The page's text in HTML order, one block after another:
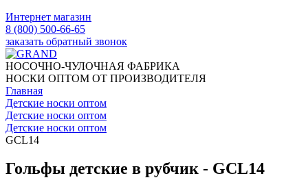
Интернет магазин
8 (800) 500-66-65
заказать обратный звонок
НОСОЧНО-ЧУЛОЧНАЯ ФАБРИКА
НОСКИ ОПТОМ ОТ ПРОИЗВОДИТЕЛЯ
Главная
Детские носки оптом
Детские носки оптом
Детские носки оптом
GCL14
Гольфы детские в рубчик - GCL14